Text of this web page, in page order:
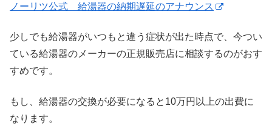
ノーリツ公式 給湯器の納期遅延のアナウンス
少しでも給湯器がいつもと違う症状が出た時点で、今つい
ている給湯器のメーカーの正規販売店に相談するのがおす
すめです。
もし、給湯器の交換が必要になると10万円以上の出費に
なります。